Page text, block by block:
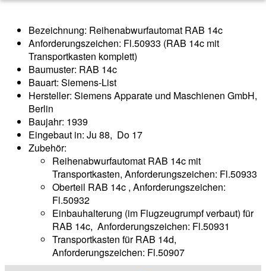
Bezeichnung: Reihenabwurfautomat RAB 14c
Anforderungszeichen: Fl.50933 (RAB 14c mit
Transportkasten komplett)
Baumuster: RAB 14c
Bauart: Siemens-List
Hersteller: Siemens Apparate und Maschienen GmbH,
Berlin
Baujahr: 1939
Eingebaut in: Ju 88, Do 17
Zubehör:
Reihenabwurfautomat RAB 14c mit
Transportkasten, Anforderungszeichen: Fl.50933
Oberteil RAB 14c , Anforderungszeichen:
Fl.50932
Einbauhalterung (im Flugzeugrumpf verbaut) für
RAB 14c, Anforderungszeichen: Fl.50931
Transportkasten für RAB 14d,
Anforderungszeichen: Fl.50907